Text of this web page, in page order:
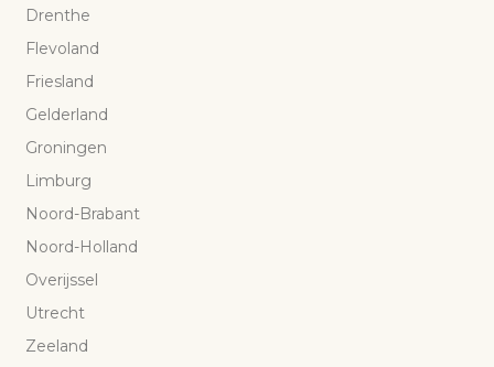
Drenthe
Flevoland
Friesland
Gelderland
Groningen
Limburg
Noord-Brabant
Noord-Holland
Overijssel
Utrecht
Zeeland